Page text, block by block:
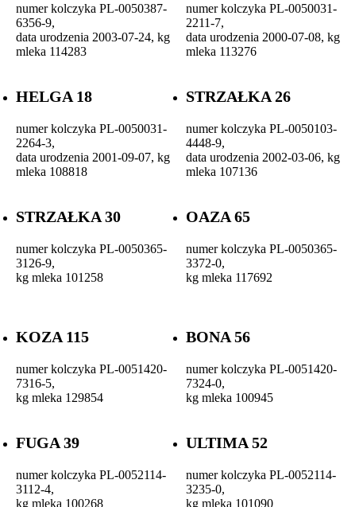
numer kolczyka PL-0050387-
6356-9,
data urodzenia 2003-07-24, kg
mleka 114283
numer kolczyka PL-0050031-
2211-7,
data urodzenia 2000-07-08, kg
mleka 113276
HELGA 18
numer kolczyka PL-0050031-
2264-3,
data urodzenia 2001-09-07, kg
mleka 108818
STRZAŁKA 26
numer kolczyka PL-0050103-
4448-9,
data urodzenia 2002-03-06, kg
mleka 107136
STRZAŁKA 30
numer kolczyka PL-0050365-
3126-9,
kg mleka 101258
OAZA 65
numer kolczyka PL-0050365-
3372-0,
kg mleka 117692
KOZA 115
numer kolczyka PL-0051420-
7316-5,
kg mleka 129854
BONA 56
numer kolczyka PL-0051420-
7324-0,
kg mleka 100945
FUGA 39
numer kolczyka PL-0052114-
3112-4,
kg mleka 100268
ULTIMA 52
numer kolczyka PL-0052114-
3235-0,
kg mleka 101090